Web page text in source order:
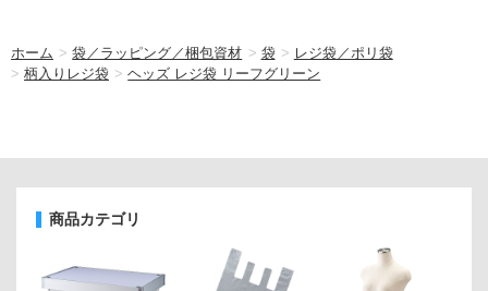
ホーム >袋／ラッピング／梱包資材 > 袋 > レジ袋／ポリ袋
> 柄入りレジ袋 >ヘッズ レジ袋 リーフグリーン
商品カテゴリ